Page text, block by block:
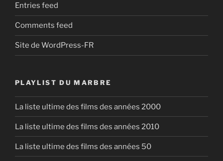
Entries feed
Comments feed
Site de WordPress-FR
PLAYLIST DU MARBRE
La liste ultime des films des années 2000
La liste ultime des films des années 2010
La liste ultime des films des années 50